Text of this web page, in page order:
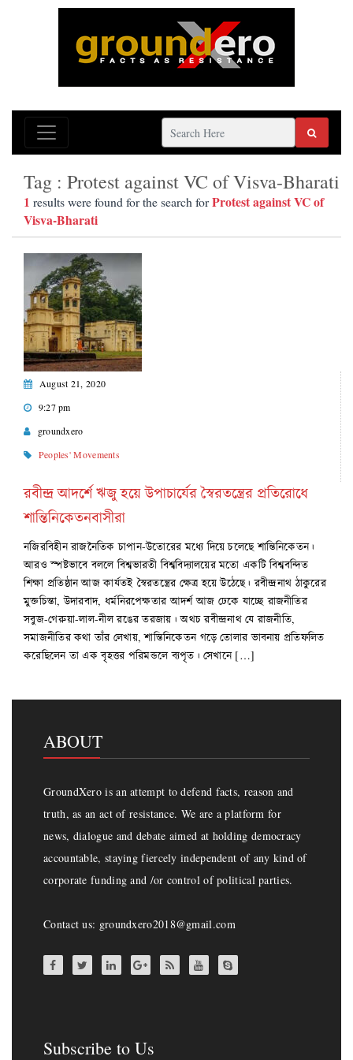
Tag : Protest against VC of Visva-Bharati
1 results were found for the search forProtest against VC of
Visva-Bharati
August 21, 2020
9:27 pm
groundxero
Peoples' Movements
রবীন্দ্র আদর্শে ঋজু হয়ে উপাচার্যের স্বৈরতন্ত্রের প্রতিরোধে
শান্তিনিকেতনবাসীরা
নজিরবিহীন রাজনৈতিক চাপান-উতোরের মধ্যে দিয়ে চলেছে শান্তিনিকেতন।
আরও স্পষ্টভাবে বললে বিশ্বভারতী বিশ্ববিদ্যালয়ের মতো একটি বিশ্ববন্দিত
শিক্ষা প্রতিষ্ঠান আজ কার্যতই স্বৈরতন্ত্রের ক্ষেত্র হয়ে উঠেছে। রবীন্দ্রনাথ ঠাকুরের
মুক্তচিন্তা, উদারবাদ, ধর্মনিরপেক্ষতার আদর্শ আজ ঢেকে যাচ্ছে রাজনীতির
সবুজ-গেরুয়া-লাল-নীল রঙের তরজায়। অথচ রবীন্দ্রনাথ যে রাজনীতি,
সমাজনীতির কথা তাঁর লেখায়, শান্তিনিকেতন গড়ে তোলার ভাবনায় প্রতিফলিত
করেছিলেন তা এক বৃহত্তর পরিমন্ডলে ব্যপৃত। সেখানে […]
ABOUT
GroundXero is an attempt to defend facts, reason and
truth, as an act of resistance. We are a platform for
news, dialogue and debate aimed at holding democracy
accountable, staying fiercely independent of any kind of
corporate funding and /or control of political parties.
Contact us: groundxero2018@gmail.com
Subscribe to Us